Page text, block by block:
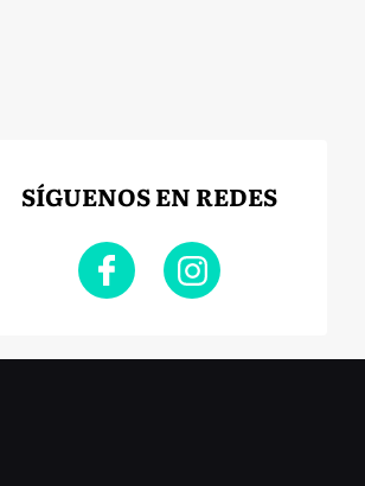
SÍGUENOS EN REDES